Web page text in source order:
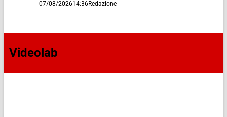
07/08/202614:36Redazione
Videolab